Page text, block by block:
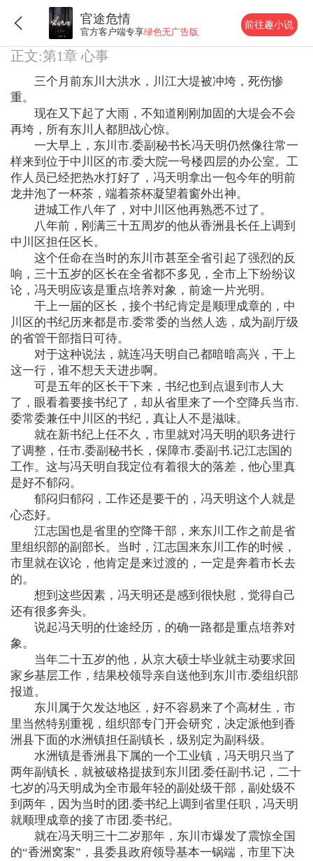
官途危情
官方客户端专享绿色无广告版
前往趣小说
正文:第1章 心事
三个月前东川大洪水，川江大堤被冲垮，死伤惨
重。
现在又下起了大雨，不知道刚刚加固的大堤会不会
再垮，所有东川人都胆战心惊。
一大早上，东川市.委副秘书长冯天明仍然像往常一
样来到位于中川区的市.委大院一号楼四层的办公室。工
作人员已经把热水打好了，冯天明拿出一包今年的明前
龙井泡了一杯茶，端着茶杯凝望着窗外出神。
进城工作八年了，对中川区他再熟悉不过了。
八年前，刚满三十五周岁的他从香洲县长任上调到
中川区担任区长。
这个任命在当时的东川市甚至全省引起了强烈的反
响，三十五岁的区长在全省都不多见，全市上下纷纷议
论，冯天明应该是重点培养对象，前途一片光明。
干上一届的区长，接个书纪肯定是顺理成章的，中
川区的书纪历来都是市.委常委的当然人选，成为副厅级
的省管干部指日可待。
对于这种说法，就连冯天明自己都暗暗高兴，干上
这一行，谁不想天天进步啊。
可是五年的区长干下来，书纪也到点退到市人大
了，眼看着要接书纪了，却从省里来了一个空降兵当市.
委常委兼任中川区的书纪，真让人不是滋味。
就在新书纪上任不久，市里就对冯天明的职务进行
了调整，任市.委副秘书长，保障市.委副书.记江志国的
工作。这与冯天明自我定位有着很大的落差，他心里真
是好不郁闷。
郁闷归郁闷，工作还是要干的，冯天明这个人就是
心态好。
江志国也是省里的空降干部，来东川工作之前是省
里组织部的副部长。当时，江志国来东川工作的时候，
市里就在议论，他肯定是来过渡的，一定是奔着市长去
的。
想到这些因素，冯天明还是感到很快慰，觉得自己
还有很多奔头。
说起冯天明的仕途经历，的确一路都是重点培养对
象。
当年二十五岁的他，从京大硕士毕业就主动要求回
家乡基层工作，结果校领导亲自送他到东川市.委组织部
报道。
东川属于欠发达地区，好不容易来了个高材生，市
里当然特别重视，组织部专门开会研究，决定派他到香
洲县下面的水洲镇担任副镇长，级别定为副科级。
水洲镇是香洲县下属的一个工业镇，冯天明只当了
两年副镇长，就被破格提拔到东川团.委任副书.记，二十
七岁的冯天明成为全市最年轻的副处级干部，副处级不
到两年，因为当时的团.委书纪上调到省里任职，冯天明
就顺理成章的接了市团.委书纪。
就在冯天明三十二岁那年，东川市爆发了震惊全国
的“香洲窝案”，县委县政府领导基本一锅端，市里下决